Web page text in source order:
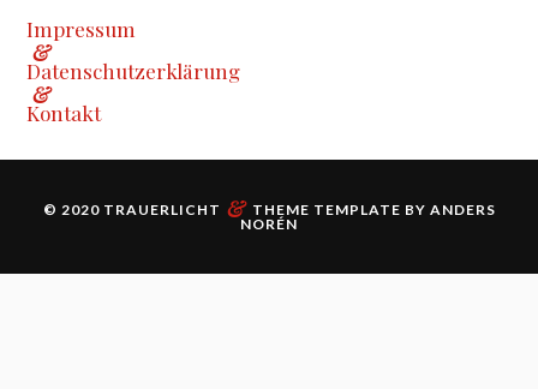
Impressum
&
Datenschutzerklärung
&
Kontakt
© 2020 TRAUERLICHT & THEME TEMPLATE BY ANDERS
NORÉN